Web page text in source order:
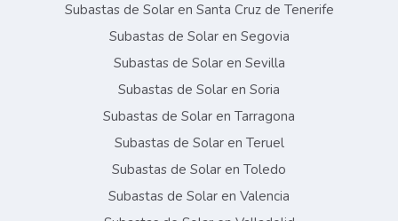
Subastas de Solar en Santa Cruz de Tenerife
Subastas de Solar en Segovia
Subastas de Solar en Sevilla
Subastas de Solar en Soria
Subastas de Solar en Tarragona
Subastas de Solar en Teruel
Subastas de Solar en Toledo
Subastas de Solar en Valencia